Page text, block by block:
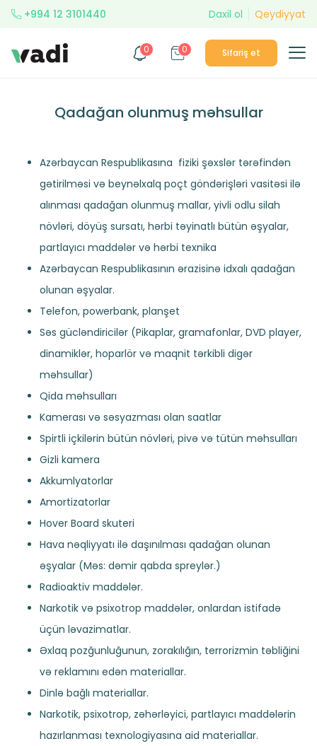
+994 12 3101440 Daxil ol Qeydiyyat
0 0 Sifariş et
Qadağan olunmuş məhsullar
Azərbaycan Respublikasına fiziki şəxslər tərəfindən
gətirilməsi və beynəlxalq poçt göndərişləri vasitəsi ilə
alınması qadağan olunmuş mallar, yivli odlu silah
növləri, döyüş sursatı, hərbi təyinatlı bütün əşyalar,
partlayıcı maddələr və hərbi texnika
Azərbaycan Respublikasının ərazisinə idxalı qadağan
olunan əşyalar.
Telefon, powerbank, planşet
Səs gücləndiricilər (Pikaplar, gramafonlar, DVD player,
dinamiklər, hoparlör və maqnit tərkibli digər
məhsullar)
Qida məhsulları
Kamerası və səsyazması olan saatlar
Spirtli içkilərin bütün növləri, pivə və tütün məhsulları
Gizli kamera
Akkumlyatorlar
Amortizatorlar
Hover Board skuteri
Hava nəqliyyatı ilə daşınılması qadağan olunan
əşyalar (Məs: dəmir qabda spreylər.)
Radioaktiv maddələr.
Narkotik və psixotrop maddələr, onlardan istifadə
üçün ləvazimatlar.
Əxlaq pozğunluğunun, zorakılığın, terrorizmin təbliğini
və reklamını edən materiallar.
Dinlə bağlı materiallar.
Narkotik, psixotrop, zəhərləyici, partlayıcı maddələrin
hazırlanması texnologiyasına aid materiallar.